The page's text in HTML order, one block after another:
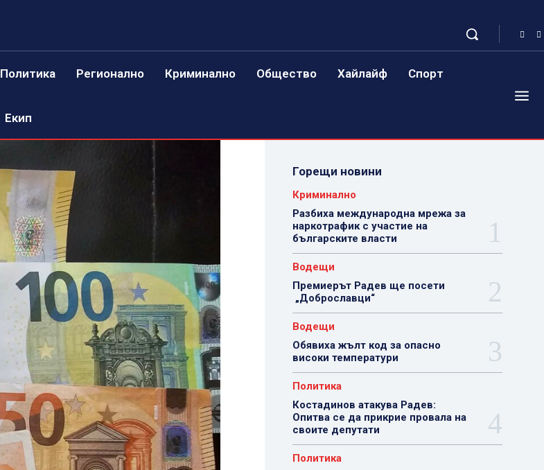
Политика Регионално Криминално Общество Хайлайф Спорт
Екип
Горещи новини
Криминално
Разбиха международна мрежа за
наркотрафик с участие на
българските власти
Водещи
Премиерът Радев ще посети
„Доброславци“
Водещи
Обявиха жълт код за опасно
високи температури
Политика
Костадинов атакува Радев:
Опитва се да прикрие провала на
своите депутати
Политика